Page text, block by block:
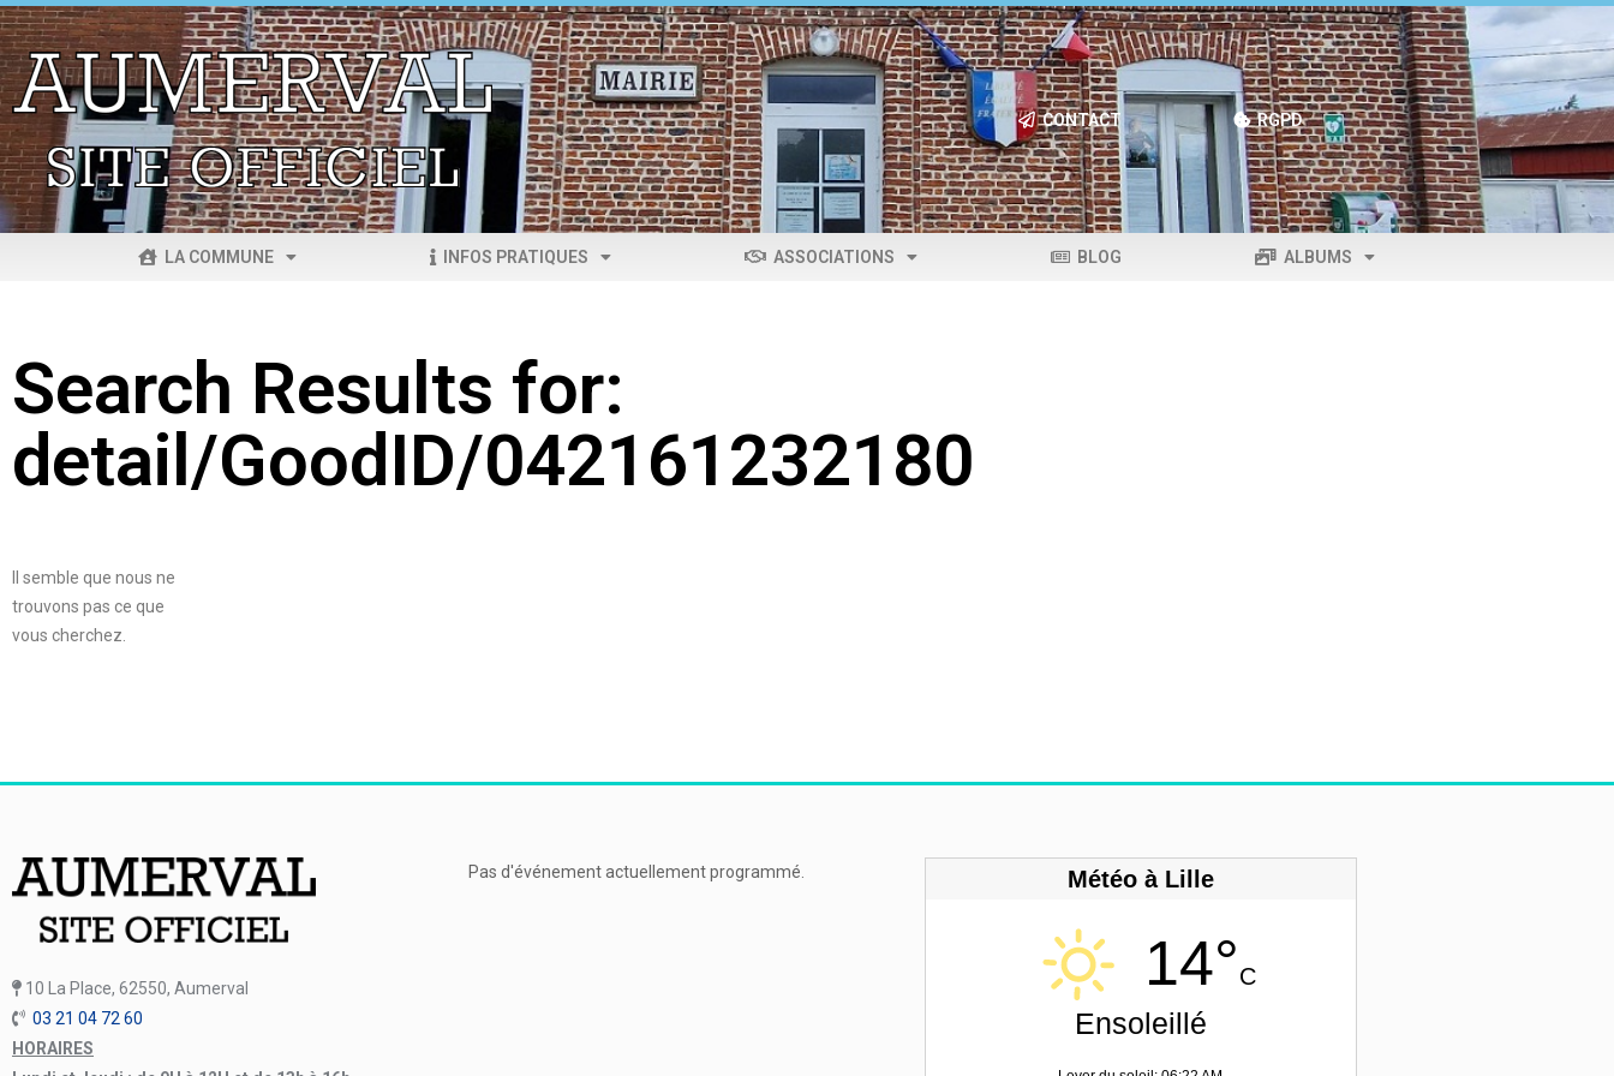
CONTACT RGPD
LA COMMUNE INFOS PRATIQUES ASSOCIATIONS BLOG ALBUMS
Search Results for:
detail/GoodID/042161232180
Il semble que nous ne
trouvons pas ce que
vous cherchez.
10 La Place, 62550, Aumerval
03 21 04 72 60
HORAIRES
Pas d'événement actuellement programmé. Météo à Lille
14°C
Ensoleillé